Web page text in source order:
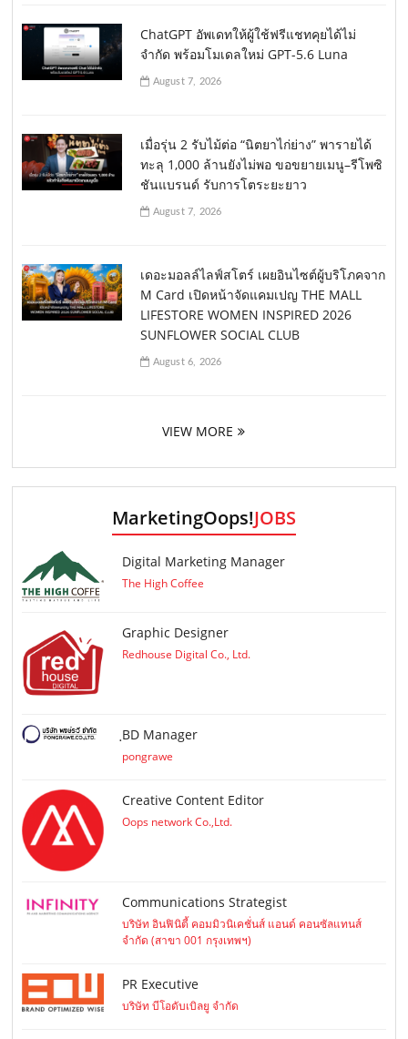
ChatGPT อัพเดทให้ผู้ใช้ฟรีแชทคุยได้ไม่
จำกัด พร้อมโมเดลใหม่ GPT-5.6 Luna
August 7, 2026
เมื่อรุ่น 2 รับไม้ต่อ “นิตยาไก่ย่าง” พารายได้
ทะลุ 1,000 ล้านยังไม่พอ ขอขยายเมนู–รีโพซิ
ชันแบรนด์ รับการโตระยะยาว
August 7, 2026
เดอะมอลล์ไลฟ์สโตร์ เผยอินไซต์ผู้บริโภคจาก
M Card เปิดหน้าจัดแคมเปญ THE MALL
LIFESTORE WOMEN INSPIRED 2026
SUNFLOWER SOCIAL CLUB
August 6, 2026
VIEW MORE
MarketingOops!JOBS
Digital Marketing Manager
The High Coffee
Graphic Designer
Redhouse Digital Co., Ltd.
ฺBD Manager
pongrawe
Creative Content Editor
Oops network Co.,Ltd.
Communications Strategist
บริษัท อินฟินิตี้ คอมมิวนิเคชั่นส์ แอนด์ คอนซัลแทนส์
จำกัด (สาขา 001 กรุงเทพฯ)
PR Executive
บริษัท บีโอดับเบิลยู จำกัด